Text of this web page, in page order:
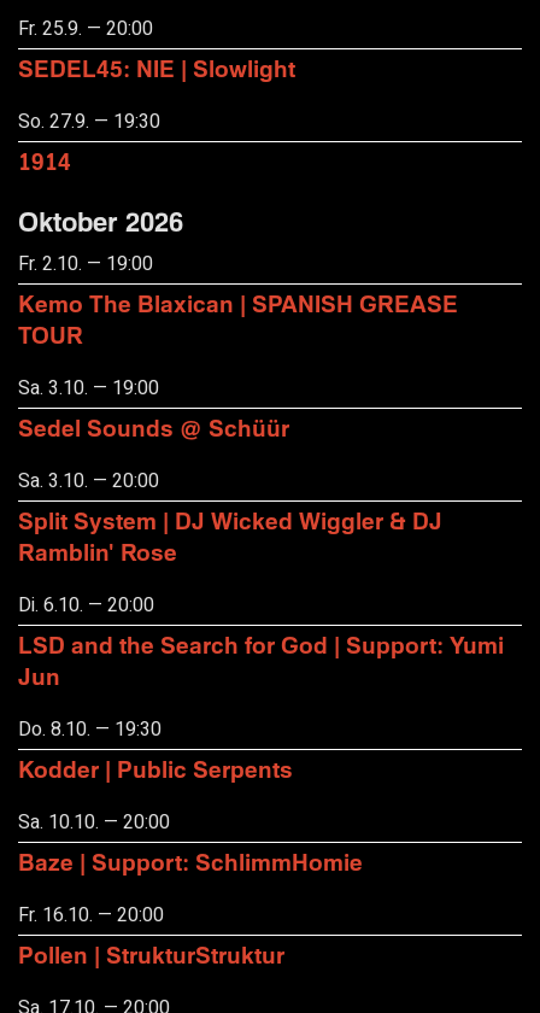
Fr. 25.9. — 20:00
SEDEL45: NIE | Slowlight
So. 27.9. — 19:30
1914
Oktober 2026
Fr. 2.10. — 19:00
Kemo The Blaxican | SPANISH GREASE
TOUR
Sa. 3.10. — 19:00
Sedel Sounds @ Schüür
Sa. 3.10. — 20:00
Split System | DJ Wicked Wiggler & DJ
Ramblin' Rose
Di. 6.10. — 20:00
LSD and the Search for God | Support: Yumi
Jun
Do. 8.10. — 19:30
Kodder | Public Serpents
Sa. 10.10. — 20:00
Baze | Support: SchlimmHomie
Fr. 16.10. — 20:00
Pollen | StrukturStruktur